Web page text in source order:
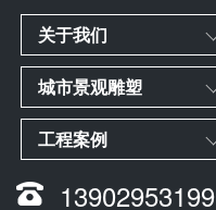
关于我们
城市景观雕塑
工程案例
13902953199